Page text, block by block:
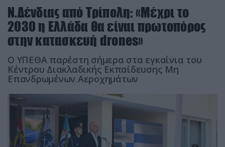
Ν.Δένδιας από Τρίπολη: «Μέχρι το
2030 η Ελλάδα θα είναι πρωτοπόρος
στην κατασκευή drones»
Ο ΥΠΕΘΑ παρέστη σήμερα στα εγκαίνια του
Κέντρου Διακλαδικής Εκπαίδευσης Μη
Επανδρωμένων Αεροχημάτων